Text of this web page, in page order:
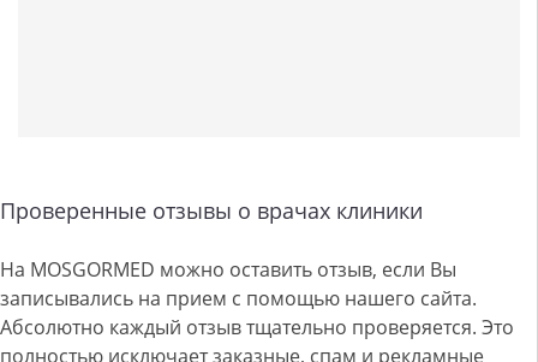
Проверенные отзывы о врачах клиники
На MOSGORMED можно оставить отзыв, если Вы
записывались на прием с помощью нашего сайта.
Абсолютно каждый отзыв тщательно проверяется. Это
полностью исключает заказные, спам и рекламные